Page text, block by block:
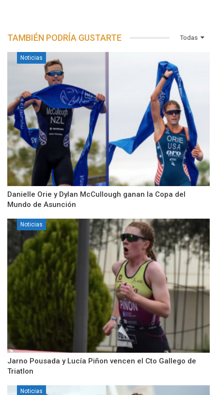
Todas
TAMBIÉN PODRÍA GUSTARTE
Noticias
Danielle Orie y Dylan McCullough ganan la Copa del
Mundo de Asunción
Noticias
Jarno Pousada y Lucía Piñon vencen el Cto Gallego de
Triatlon
Noticias